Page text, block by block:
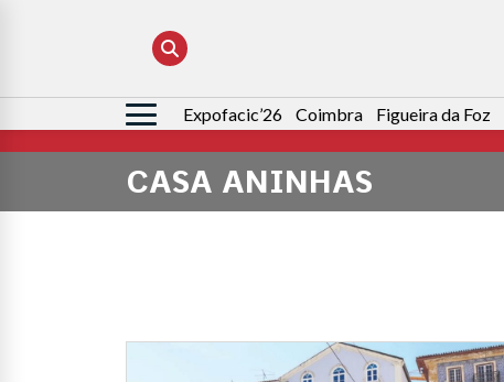
Pesquisar
por:
Expofacic’26 Coimbra Figueira da Foz
CASA ANINHAS